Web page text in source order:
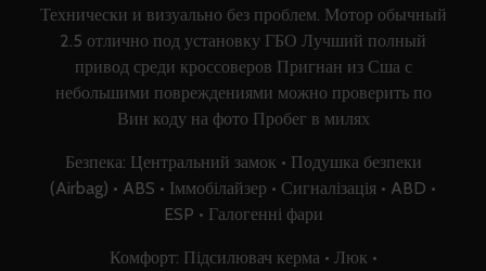
Технически и визуально без проблем. Мотор обычный
2.5 отлично под установку ГБО Лучший полный
привод среди кроссоверов Пригнан из Сша с
небольшими повреждениями можно проверить по
Вин коду на фото Пробег в милях
Безпека: Центральний замок • Подушка безпеки
(Airbag) • ABS • Іммобілайзер • Сигналізація • ABD •
ESP • Галогенні фари
Комфорт: Підсилювач керма • Люк •